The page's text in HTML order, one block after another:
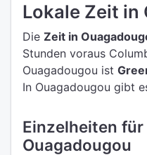
Lokale Zeit in
Die Zeit in
Stunden voraus
Ouagadougou ist
In Ouagadougou gibt
Einzelheiten
Ouagadougou